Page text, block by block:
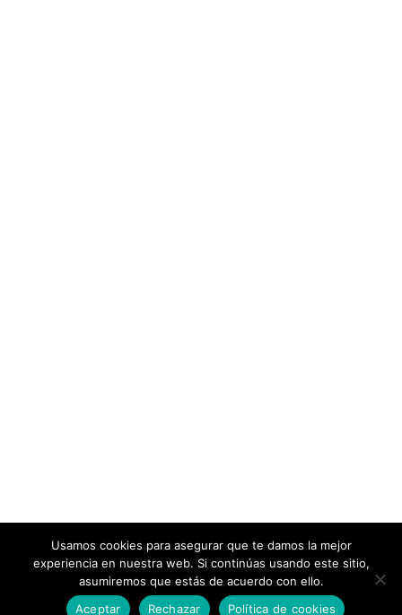
Usamos cookies para asegurar que te damos la mejor
experiencia en nuestra web. Si continúas usando este sitio,
asumiremos que estás de acuerdo con ello.
Aceptar
Rechazar Política de cookies